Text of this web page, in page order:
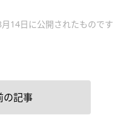
14日に公開されたものです
の記事